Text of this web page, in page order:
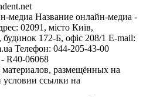
медиа Название онлайн-медиа -
02091, місто Київ,
172-Б, офіс 208/1 E-mail:
Телефон: 044-205-43-00
R40-06068
размещённых на
условии ссылки на